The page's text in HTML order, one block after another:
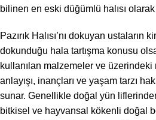
bilinen en eski düğümlü halısı
Pazırık Halısı’nı dokuyan
dokunduğu hala tartışma konusu
kullanılan malzemeler ve
anlayışı, inançları ve yaşam tarzı
sunar. Genellikle doğal yün
bitkisel ve hayvansal kökenli doğal